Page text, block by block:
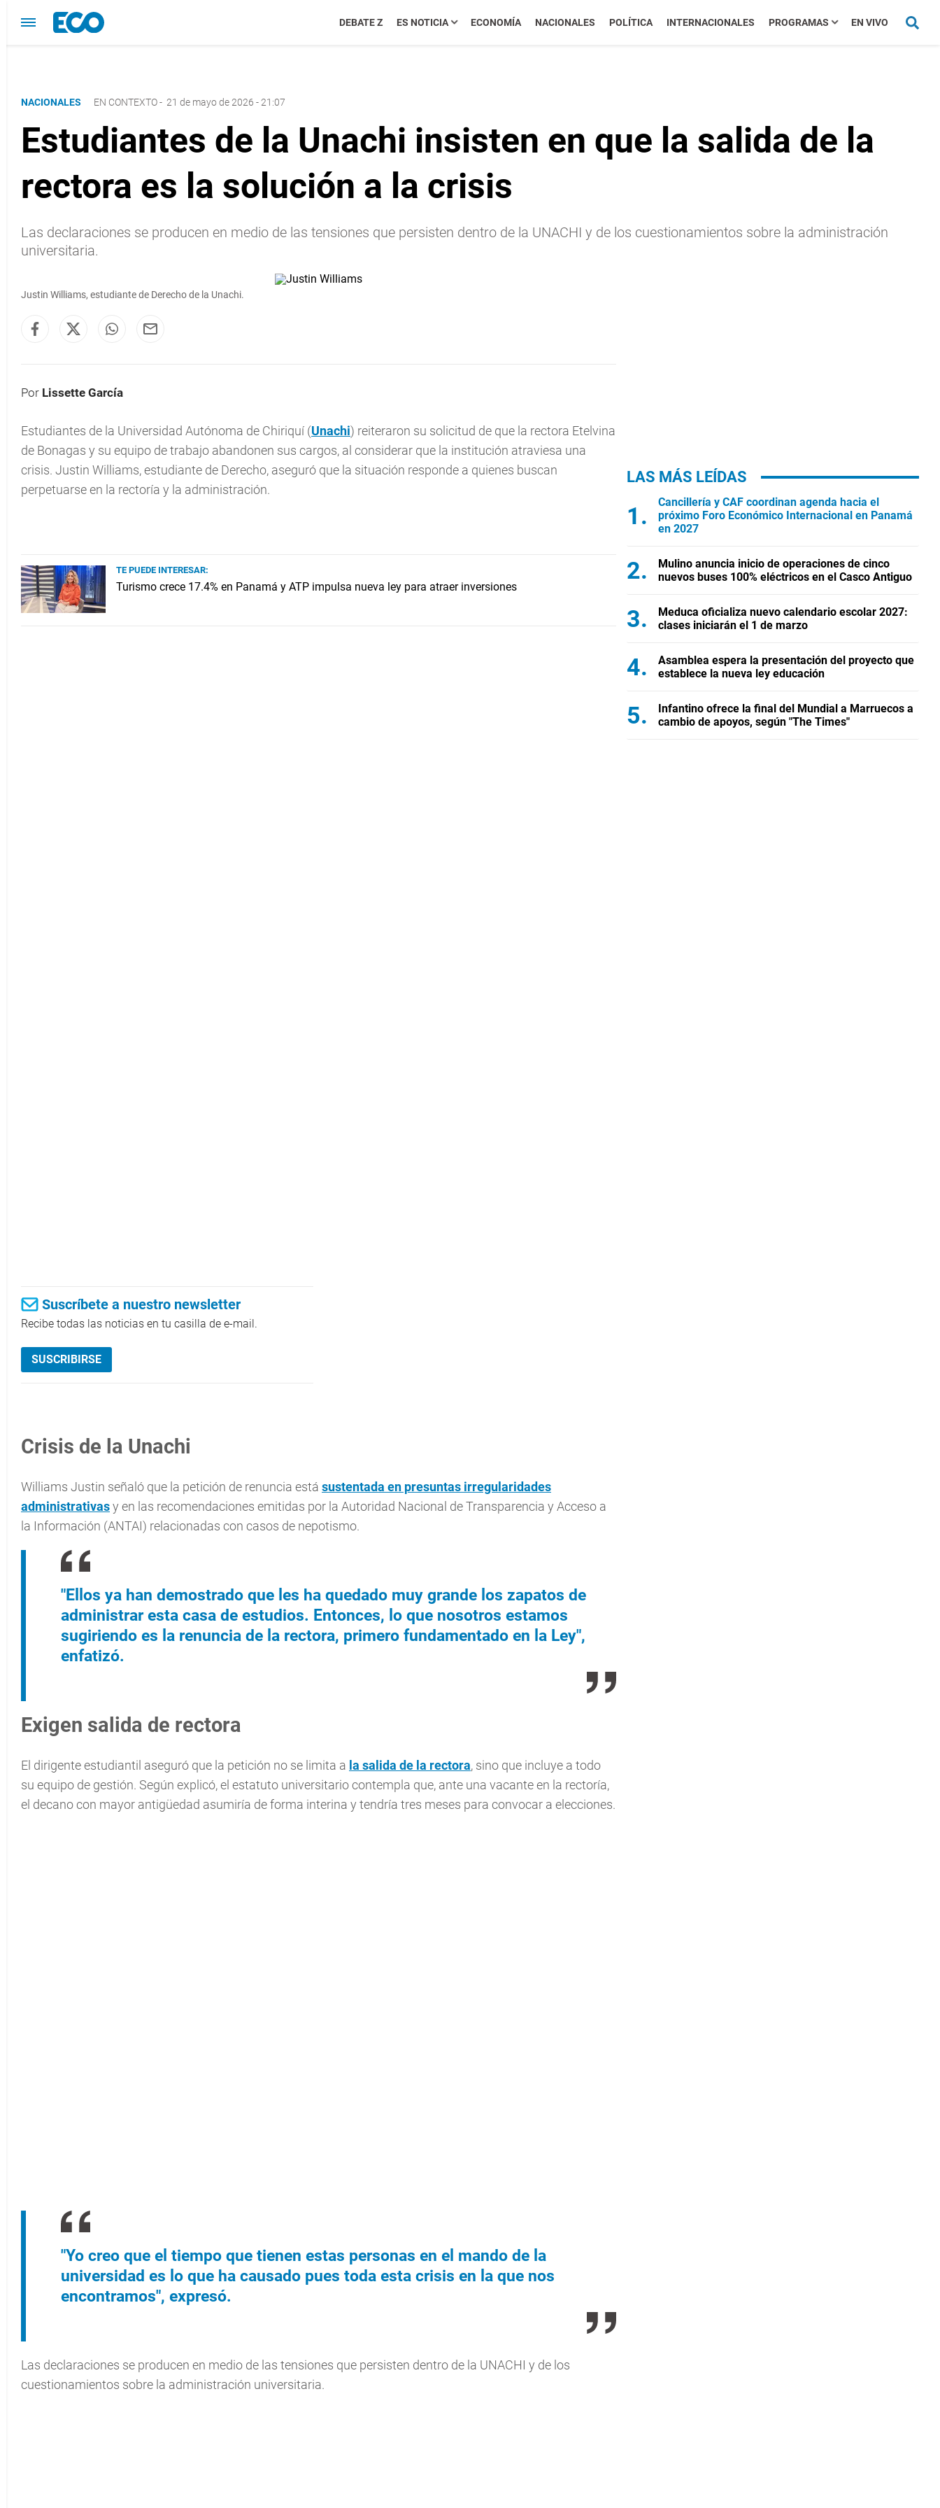
DEBATE Z ES NOTICIA ECONOMÍA NACIONALES POLÍTICA INTERNACIONALES PROGRAMAS EN VIVO
NACIONALES EN CONTEXTO- 21 de mayo de 2026 - 21:07
Estudiantes de la Unachi insisten en que la salida de la
rectora es la solución a la crisis
Las declaraciones se producen en medio de las tensiones que persisten dentro de la UNACHI y de los cuestionamientos sobre la administración
universitaria.
Justin Williams, estudiante de Derecho de la Unachi.
Por Lissette García
Estudiantes de la Universidad Autónoma de Chiriquí (Unachi) reiteraron su solicitud de que la rectora Etelvina
de Bonagas y su equipo de trabajo abandonen sus cargos, al considerar que la institución atraviesa una
crisis. Justin Williams, estudiante de Derecho, aseguró que la situación responde a quienes buscan
perpetuarse en la rectoría y la administración.
TE PUEDE INTERESAR:
Turismo crece 17.4% en Panamá y ATP impulsa nueva ley para atraer inversiones
Suscríbete a nuestro newsletter
Recibe todas las noticias en tu casilla de e-mail.
SUSCRIBIRSE
Crisis de la Unachi
Williams Justin señaló que la petición de renuncia está sustentada en presuntas irregularidades
administrativasy en las recomendaciones emitidas por la Autoridad Nacional de Transparencia y Acceso a
la Información (ANTAI) relacionadas con casos de nepotismo.
"Ellos ya han demostrado que les ha quedado muy grande los zapatos de
administrar esta casa de estudios. Entonces, lo que nosotros estamos
sugiriendo es la renuncia de la rectora, primero fundamentado en la Ley",
enfatizó.
Exigen salida de rectora
El dirigente estudiantil aseguró que la petición no se limita a la salida de la rectora, sino que incluye a todo
su equipo de gestión. Según explicó, el estatuto universitario contempla que, ante una vacante en la rectoría,
el decano con mayor antigüedad asumiría de forma interina y tendría tres meses para convocar a elecciones.
"Yo creo que el tiempo que tienen estas personas en el mando de la
universidad es lo que ha causado pues toda esta crisis en la que nos
encontramos", expresó.
Las declaraciones se producen en medio de las tensiones que persisten dentro de la UNACHI y de los
cuestionamientos sobre la administración universitaria.
LAS MÁS LEÍDAS
Cancillería y CAF coordinan agenda hacia el
próximo Foro Económico Internacional en Panamá
en 2027
Mulino anuncia inicio de operaciones de cinco
nuevos buses 100% eléctricos en el Casco Antiguo
Meduca oficializa nuevo calendario escolar 2027:
clases iniciarán el 1 de marzo
Asamblea espera la presentación del proyecto que
establece la nueva ley educación
Infantino ofrece la final del Mundial a Marruecos a
cambio de apoyos, según "The Times"